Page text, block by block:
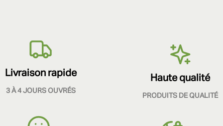
Livraison rapide
3 À 4 JOURS OUVRÉS
Haute qualité
PRODUITS DE QUALITÉ